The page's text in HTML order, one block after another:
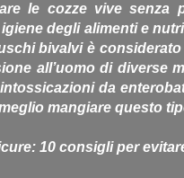
le cozze vive senza
degli alimenti e
bivalvi è
all’uomo di diverse
da
mangiare questo
10 consigli per